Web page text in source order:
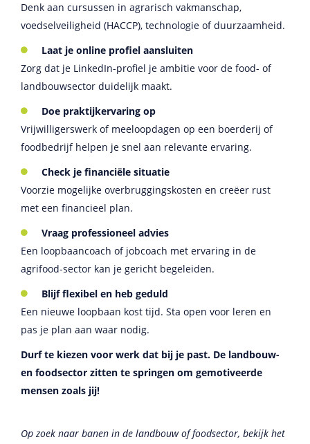
Denk aan cursussen in agrarisch vakmanschap,
voedselveiligheid (HACCP), technologie of duurzaamheid.
Laat je online profiel aansluiten
Zorg dat je LinkedIn-profiel je ambitie voor de food- of
landbouwsector duidelijk maakt.
Doe praktijkervaring op
Vrijwilligerswerk of meeloopdagen op een boerderij of
foodbedrijf helpen je snel aan relevante ervaring.
Check je financiële situatie
Voorzie mogelijke overbruggingskosten en creëer rust
met een financieel plan.
Vraag professioneel advies
Een loopbaancoach of jobcoach met ervaring in de
agrifood-sector kan je gericht begeleiden.
Blijf flexibel en heb geduld
Een nieuwe loopbaan kost tijd. Sta open voor leren en
pas je plan aan waar nodig.
Durf te kiezen voor werk dat bij je past. De landbouw-
en foodsector zitten te springen om gemotiveerde
mensen zoals jij!
Op zoek naar banen in de landbouw of foodsector, bekijk het